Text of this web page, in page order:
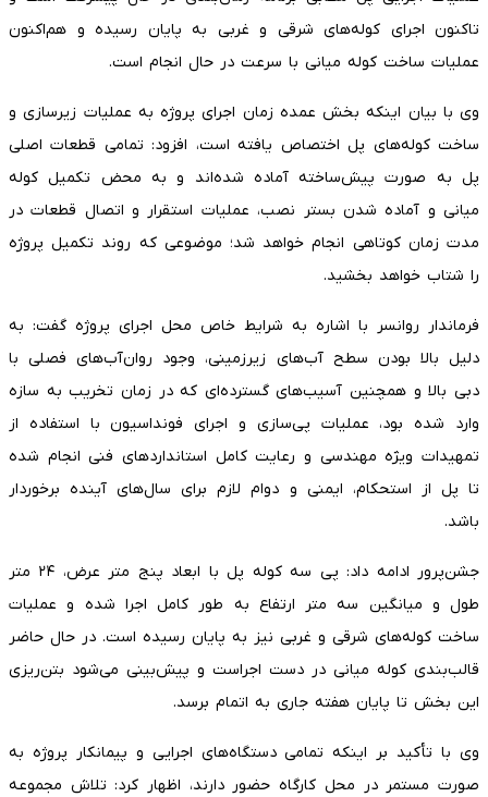
تاکنون اجرای کوله‌های شرقی و غربی به پایان رسیده و هم‌اکنون
عملیات ساخت کوله میانی با سرعت در حال انجام است.
وی با بیان اینکه بخش عمده زمان اجرای پروژه به عملیات زیرسازی و
ساخت کوله‌های پل اختصاص یافته است، افزود: تمامی قطعات اصلی
پل به صورت پیش‌ساخته آماده شده‌اند و به محض تکمیل کوله
میانی و آماده شدن بستر نصب، عملیات استقرار و اتصال قطعات در
مدت زمان کوتاهی انجام خواهد شد؛ موضوعی که روند تکمیل پروژه
را شتاب خواهد بخشید.
فرماندار روانسر با اشاره به شرایط خاص محل اجرای پروژه گفت: به
دلیل بالا بودن سطح آب‌های زیرزمینی، وجود روان‌آب‌های فصلی با
دبی بالا و همچنین آسیب‌های گسترده‌ای که در زمان تخریب به سازه
وارد شده بود، عملیات پی‌سازی و اجرای فونداسیون با استفاده از
تمهیدات ویژه مهندسی و رعایت کامل استانداردهای فنی انجام شده
تا پل از استحکام، ایمنی و دوام لازم برای سال‌های آینده برخوردار
باشد.
جشن‌پرور ادامه داد: پی سه کوله پل با ابعاد پنج متر عرض، ۲۴ متر
طول و میانگین سه متر ارتفاع به طور کامل اجرا شده و عملیات
ساخت کوله‌های شرقی و غربی نیز به پایان رسیده است. در حال حاضر
قالب‌بندی کوله میانی در دست اجراست و پیش‌بینی می‌شود بتن‌ریزی
این بخش تا پایان هفته جاری به اتمام برسد.
وی با تأکید بر اینکه تمامی دستگاه‌های اجرایی و پیمانکار پروژه به
صورت مستمر در محل کارگاه حضور دارند، اظهار کرد: تلاش مجموعه